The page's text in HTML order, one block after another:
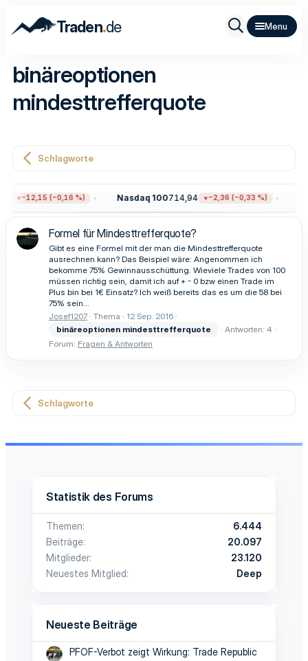
Traden.de
binäreoptionen
mindesttrefferquote
Schlagworte
−12,15 (−0,16 %) Nasdaq 100714,94 −2,36 (−0,33 %)
Formel für Mindesttrefferquote?
Gibt es eine Formel mit der man die Mindesttrefferquote
ausrechnen kann? Das Beispiel wäre: Angenommen ich
bekomme 75% Gewinnausschüttung. Wieviele Trades von 100
müssen richtig sein, damit ich auf + - 0 bzw einen Trade im
Plus bin bei 1€ Einsatz? Ich weiß bereits das es um die 58 bei
75% sein...
Josef1207 Thema
12 Sep. 2016
binäreoptionen mindesttrefferquote
Antworten: 4
Forum: Fragen & Antworten
Schlagworte
Statistik des Forums
Themen
6.444
Beiträge
20.097
Mitglieder
23.120
Neuestes Mitglied
Deep
Neueste Beiträge
PFOF-Verbot zeigt Wirkung: Trade Republic